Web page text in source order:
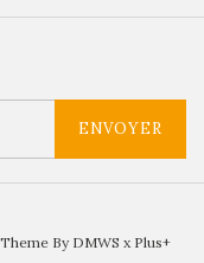
ENVOYER
By DMWS x Plus+